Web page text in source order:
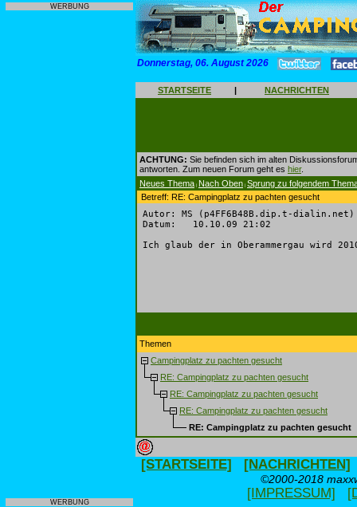
WERBUNG
WERBUNG
Donnerstag, 06. August 2026
STARTSEITE | NACHRICHTEN
ACHTUNG: Sie befinden sich im alten
antworten. Zum neuen Forum geht es hier.
Neues Thema | Nach Oben | Sprung zu folgendem
Betreff: RE: Campingplatz zu pachten gesucht
Autor: MS (p4FF6B48B.dip.t-dialin.net)
Datum: 10.10.09 21:02
Ich glaub der in Oberammergau wird
Themen
Campingplatz zu pachten gesucht
RE: Campingplatz zu pachten gesucht
RE: Campingplatz zu pachten gesucht
RE: Campingplatz zu pachten gesucht
RE: Campingplatz zu pachten gesucht
[STARTSEITE] [NACHRICHTEN]
©2000-2018
[IMPRESSUM]